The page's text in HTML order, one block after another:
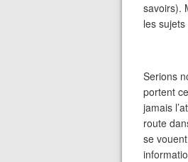
savoirs).
les
Serions
portent
jamais
route
se